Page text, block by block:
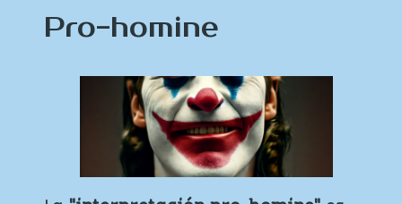
Pro-homine